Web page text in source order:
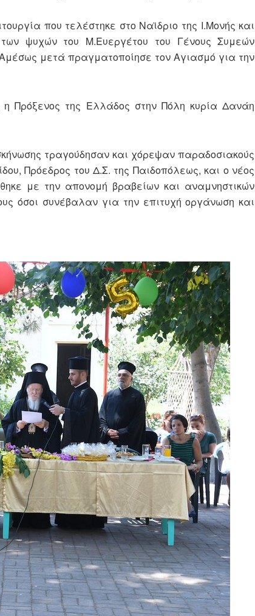
που τελέστηκε στο Ναϊδριο της Ι.Μονής και
ψυχών του Μ.Ευεργέτου του Γένους Συμεών
μετά πραγματοποίησε τον Αγιασμό για την
η Πρόξενος της Ελλάδος στην Πόλη κυρία Δανάη
τραγούδησαν και χόρεψαν παραδοσιακούς
Πρόεδρος του Δ.Σ. της Παιδοπόλεως, και ο νέος
με την απονομή βραβείων και αναμνηστικών
όσοι συνέβαλαν για την επιτυχή οργάνωση και